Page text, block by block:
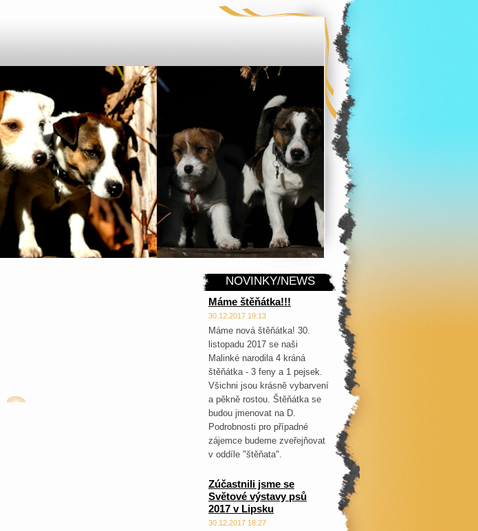
NOVINKY/NEWS
Máme štěňátka!!!
30.12.2017 19:13
Máme nová štěňátka! 30.
listopadu 2017 se naši
Malinké narodila 4 kráná
štěňátka - 3 feny a 1 pejsek.
Všichni jsou krásně vybarvení
a pěkně rostou. Štěňátka se
budou jmenovat na D.
Podrobnosti pro případné
zájemce budeme zveřejňovat
v oddíle "štěňata".
Zúčastnili jsme se
Světové výstavy psů
2017 v Lipsku
30.12.2017 18:27